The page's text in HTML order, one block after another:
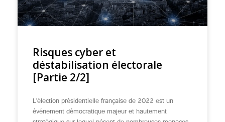
Risques cyber et
déstabilisation électorale
[Partie 2/2]
L’élection présidentielle française de 2022 est un
événement démocratique majeur et hautement